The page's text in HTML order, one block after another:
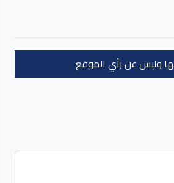
وليس عن رأي الموقع